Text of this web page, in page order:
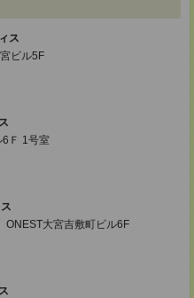
ス
ビル5F
Ｆ 1号室
大宮吉敷町ビル6F